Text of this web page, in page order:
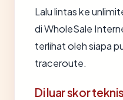
Lalu lintas ke
di WholeSale
terlihat oleh siapa
traceroute.
Di luar skor teknis